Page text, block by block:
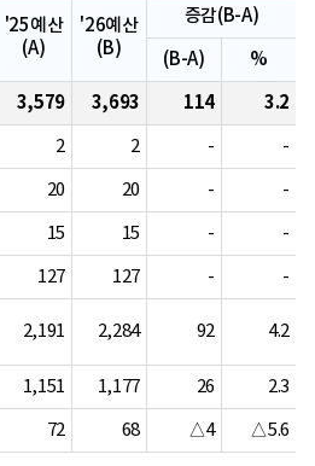
'25예산
(A)
'26예산
(B)
증감(B-A)
(B-A) %
3,579 3,693 114 3.2
2 2 - -
20 20 - -
15 15 - -
127 127 - -
2,191 2,284 92 4.2
1,151 1,177 26 2.3
72 68 △4 △5.6